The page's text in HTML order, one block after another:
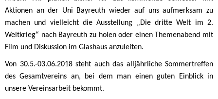
Aktionen an der Uni Bayreuth wieder auf uns aufmerksam zu
machen und vielleicht die Ausstellung „Die dritte Welt im 2.
Weltkrieg“ nach Bayreuth zu holen oder einen Themenabend mit
Film und Diskussion im Glashaus anzuleiten.
Von 30.5.-03.06.2018 steht auch das alljährliche Sommertreffen
des Gesamtvereins an, bei dem man einen guten Einblick in
unsere Vereinsarbeit bekommt.